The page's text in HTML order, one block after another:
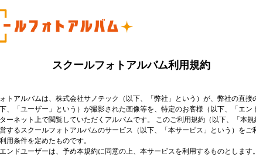
スクールフォトアルバム利用規約
トアルバムは、株式会社サノテック（以下、「弊社」という）が、弊社の直接
、「ユーザー」という）が撮影された画像等を、特定のお客様（以下、「エン
ーネット上で閲覧していただくアルバムです。 このご利用規約（以下、「本規
するスクールフォトアルバムのサービス（以下、「本サービス」という）をご
用条件を定めたものです。
ンドユーザーは、予め本規約に同意の上、本サービスを利用するものとします。